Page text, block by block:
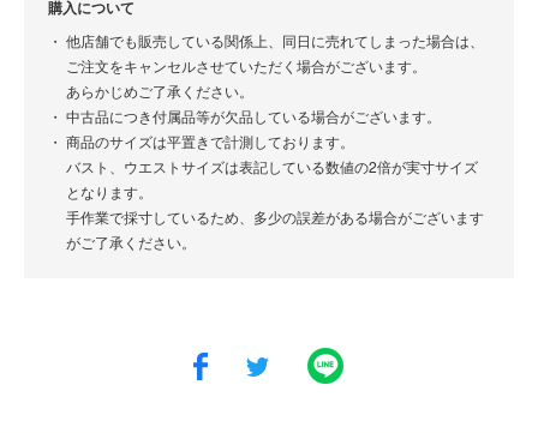
購入について
他店舗でも販売している関係上、同日に売れてしまった場合は、
ご注文をキャンセルさせていただく場合がございます。
あらかじめご了承ください。
中古品につき付属品等が欠品している場合がございます。
商品のサイズは平置きで計測しております。
バスト、ウエストサイズは表記している数値の2倍が実寸サイズ
となります。
手作業で採寸しているため、多少の誤差がある場合がございます
がご了承ください。